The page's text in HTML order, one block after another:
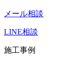
メール相談
LINE相談
施工事例